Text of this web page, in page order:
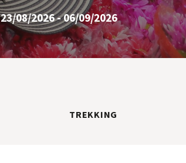
23/08/2026 - 06/09/2026
TREKKING